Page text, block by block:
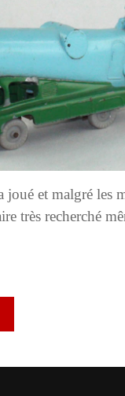
et malgré les
très recherché